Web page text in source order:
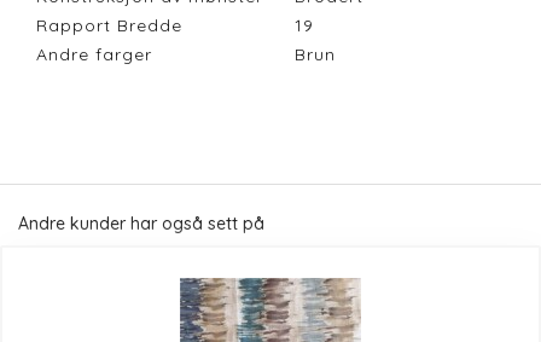
Rapport Bredde
19
Andre farger
Brun
Andre kunder har også sett på